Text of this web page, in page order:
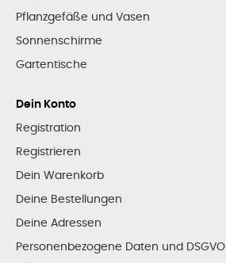
Pflanzgefäße und Vasen
Sonnenschirme
Gartentische
Dein Konto
Registration
Registrieren
Dein Warenkorb
Deine Bestellungen
Deine Adressen
Personenbezogene Daten und DSGVO